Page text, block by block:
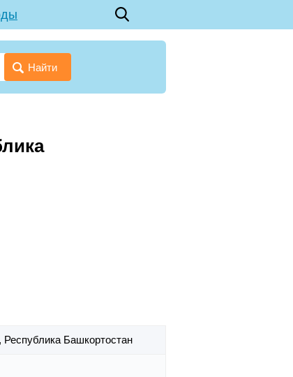
Найти
Республика Башкортостан